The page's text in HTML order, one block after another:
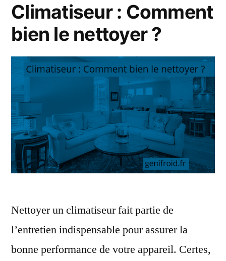
Climatiseur : Comment
bien le nettoyer ?
Nettoyer un climatiseur fait partie de
l’entretien indispensable pour assurer la
bonne performance de votre appareil. Certes,